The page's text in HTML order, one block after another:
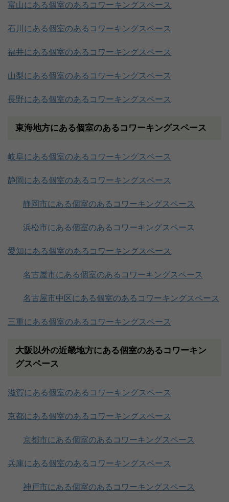
富山にある個室のあるコワーキングスペース
石川にある個室のあるコワーキングスペース
福井にある個室のあるコワーキングスペース
山梨にある個室のあるコワーキングスペース
長野にある個室のあるコワーキングスペース
東海地方にある個室のあるコワーキングスペース
岐阜にある個室のあるコワーキングスペース
静岡にある個室のあるコワーキングスペース
静岡市にある個室のあるコワーキングスペース
浜松市にある個室のあるコワーキングスペース
愛知にある個室のあるコワーキングスペース
名古屋市にある個室のあるコワーキングスペース
名古屋市中区にある個室のあるコワーキングスペース
三重にある個室のあるコワーキングスペース
大阪以外の近畿地方にある個室のあるコワーキン
グスペース
滋賀にある個室のあるコワーキングスペース
京都にある個室のあるコワーキングスペース
京都市にある個室のあるコワーキングスペース
兵庫にある個室のあるコワーキングスペース
神戸市にある個室のあるコワーキングスペース